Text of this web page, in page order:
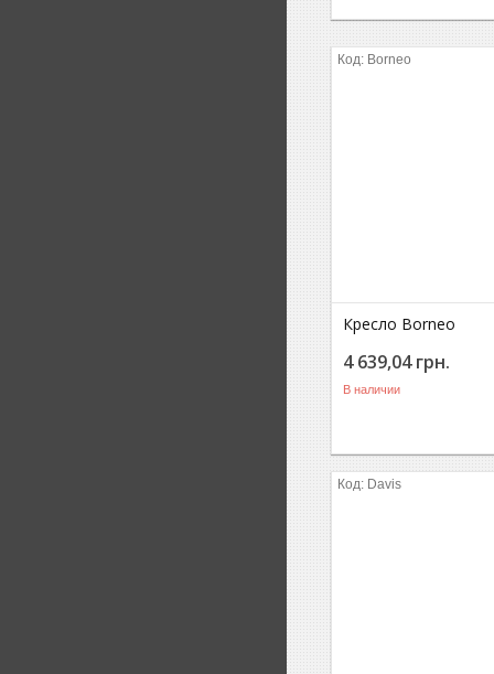
Borneo
Кресло Borneo
4 639,04 грн.
В наличии
Davis